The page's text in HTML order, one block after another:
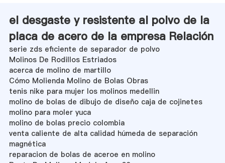
el desgaste y resistente al polvo de la
placa de acero de la empresa Relación
serie zds eficiente de separador de polvo
Molinos De Rodillos Estriados
acerca de molino de martillo
Cómo Molienda Molino de Bolas Obras
tenis nike para mujer los molinos medellin
molino de bolas de dibujo de diseño caja de cojinetes
molino para moler yuca
molino de bolas precio colombia
venta caliente de alta calidad húmeda de separación
magnética
reparacion de bolas de aceroe en molino